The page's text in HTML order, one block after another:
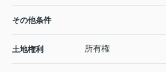
その他条件
土地権利 所有権